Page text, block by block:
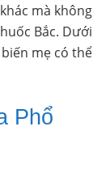
mà không
Bắc. Dưới
mẹ có thể
Phổ